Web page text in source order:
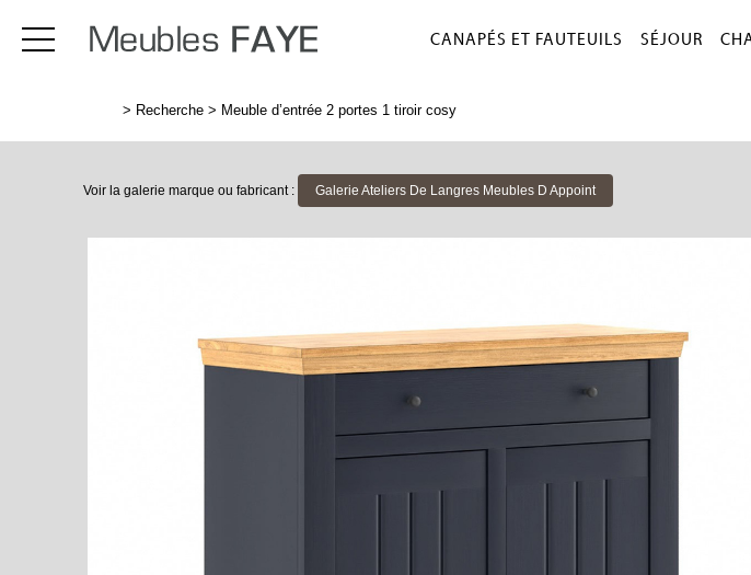
CANAPÉS ET FAUTEUILS SÉJOUR
> Recherche > Meuble d’entrée 2 portes 1 tiroir cosy
Voir la galerie marque ou fabricant : Galerie Ateliers De Langres Meubles D Appoint